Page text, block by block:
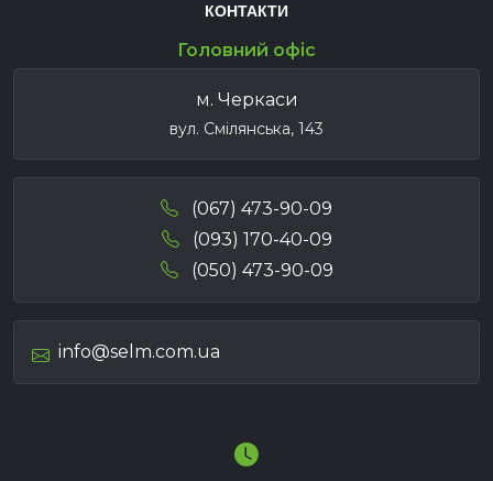
КОНТАКТИ
Головний офіс
м. Черкаси
вул. Смілянська, 143
(067) 473-90-09
(093) 170-40-09
(050) 473-90-09
info@selm.com.ua